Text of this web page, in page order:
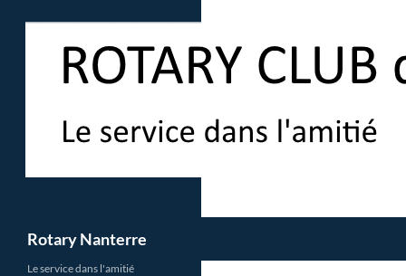
Rotary Nanterre
Le service dans l'amitié